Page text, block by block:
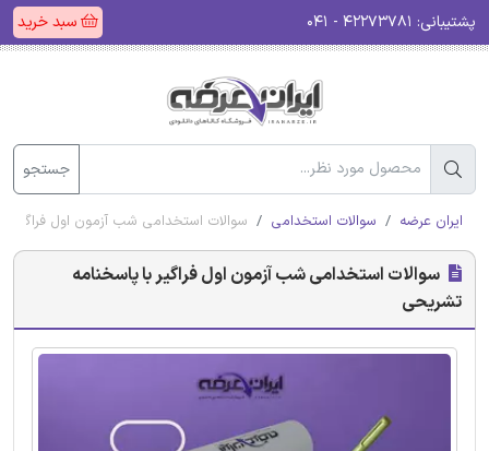
پشتیبانی: سبد خرید
جستجو
ایران عرضه سوالات استخدامی سوالات استخدامی شب آزمون اول فراگیر
سوالات استخدامی شب آزمون اول فراگیر با پاسخنامه
تشریحی